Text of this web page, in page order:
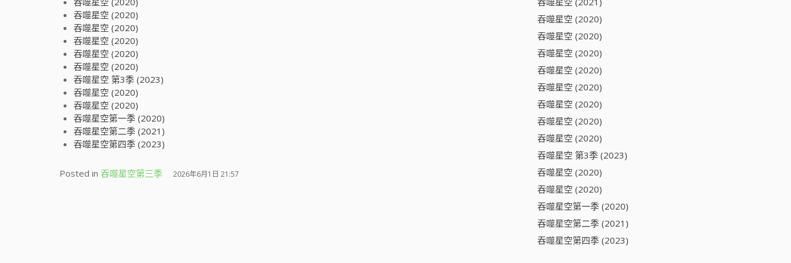
吞噬星空 (2020)
吞噬星空 (2020)
吞噬星空 (2020)
吞噬星空 (2020)
吞噬星空 (2020)
吞噬星空 第3季 (2023)
吞噬星空 (2020)
吞噬星空 (2020)
吞噬星空第一季 (2020)
吞噬星空第二季 (2021)
吞噬星空第四季 (2023)
Posted in 吞噬星空第三季 2026年6月1日 21:57
吞噬星空 (2020)
吞噬星空 (2020)
吞噬星空 (2020)
吞噬星空 (2020)
吞噬星空 (2020)
吞噬星空 (2020)
吞噬星空 (2020)
吞噬星空 (2020)
吞噬星空 第3季 (2023)
吞噬星空 (2020)
吞噬星空 (2020)
吞噬星空第一季 (2020)
吞噬星空第二季 (2021)
吞噬星空第四季 (2023)